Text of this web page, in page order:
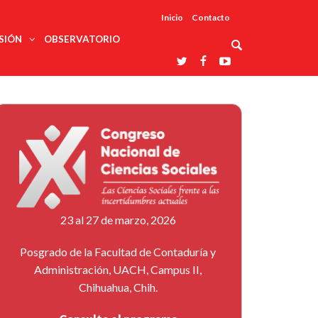
Inicio Contacto
ciencias
profesionales
trabajo
Redes
temáticas
Laboratorios
nacionales
Entidades
afines
Reconoce
La UDUALC
A La
Universidad
De México
En Su 475
Aniversario
OBSERVATORIO
23 al 27 de marzo, 2026
Posgrado de la Facultad de Contaduría y
Administración, UACH, Campus II,
Chihuahua, Chih.